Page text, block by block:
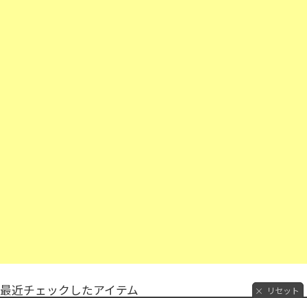
最近チェックしたアイテム リセット